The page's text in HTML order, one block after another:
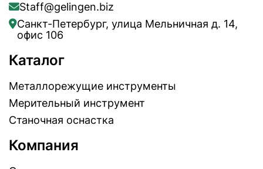
Staff@gelingen.biz
Санкт-Петербург, улица Мельничная д. 14,
офис 106
Каталог
Металлорежущие инструменты
Мерительный инструмент
Станочная оснастка
Компания